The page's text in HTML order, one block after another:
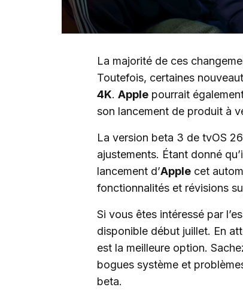
La majorité de ces
Toutefois, certaines
4K. Apple pourrait
son lancement de produit à
La version beta 3 de tvOS
ajustements. Étant donné
lancement d’Apple cet
fonctionnalités et révisions
Si vous êtes intéressé par
disponible début juillet. En
est la meilleure option.
bogues système et
beta.